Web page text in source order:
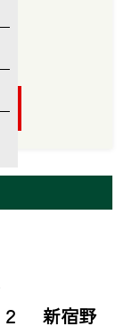
２ 新宿野